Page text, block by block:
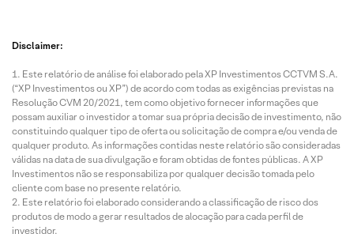
Disclaimer:
Este relatório de análise foi elaborado pela XP Investimentos CCTVM S.A.
(“XP Investimentos ou XP”) de acordo com todas as exigências previstas na
Resolução CVM 20/2021, tem como objetivo fornecer informações que
possam auxiliar o investidor a tomar sua própria decisão de investimento, não
constituindo qualquer tipo de oferta ou solicitação de compra e/ou venda de
qualquer produto. As informações contidas neste relatório são consideradas
válidas na data de sua divulgação e foram obtidas de fontes públicas. A XP
Investimentos não se responsabiliza por qualquer decisão tomada pelo
cliente com base no presente relatório.
Este relatório foi elaborado considerando a classificação de risco dos
produtos de modo a gerar resultados de alocação para cada perfil de
investidor.